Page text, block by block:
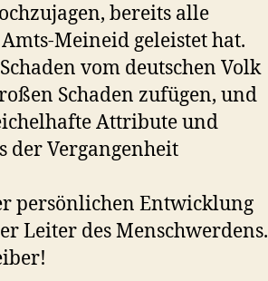
bereits alle
Meineid geleistet hat.
vom deutschen Volk
Schaden zufügen, und
Attribute und
der Vergangenheit
persönlichen Entwicklung
Leiter des Menschwerdens.